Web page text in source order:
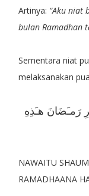
Artinya: “Aku niat
bulan Ramadhan
Sementara niat
melaksanakan
رَمـَضَانَ هـَذِهِ
NAWAITU
RAMADHAANA